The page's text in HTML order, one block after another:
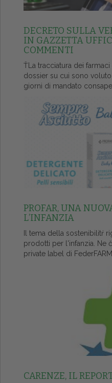
DECRETO SULLA
IN GAZZETTA
COMMENTI
ŤLa tracciatura dei
dossier su cui sono
giorni di mandato
PROFAR, UNA
L’INFANZIA
Il tema della sostenibilitŕ
prodotti per l'infanzia. Ne
private label di
CARENZE, IL